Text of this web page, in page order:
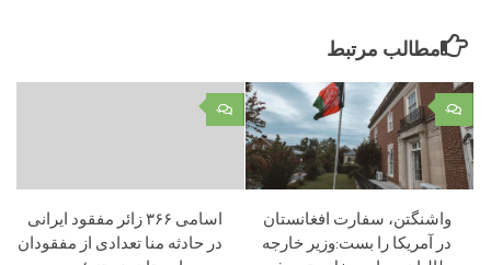
مطالب مرتبط
۰
اسامی ۳۶۶ زائر مفقود ایرانی
در حادثه منا تعدادی از مفقودان
۰
واشنگتن، سفارت افغانستان
در آمریکا را بست:وزیر خارجه